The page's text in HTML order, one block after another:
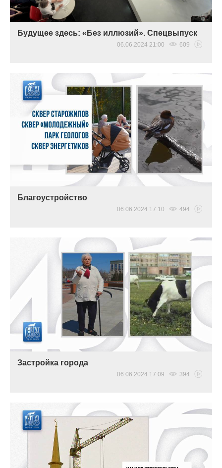
Будущее здесь: «Без иллюзий». Спецвыпуск
06.06.2024 21:00 609
Благоустройство
06.06.2024 17:10 494
Застройка города
06.06.2024 17:09 394